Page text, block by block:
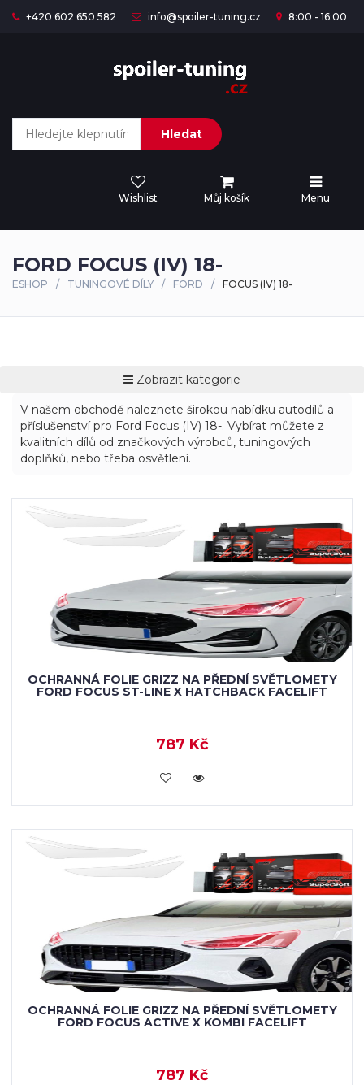
+420 602 650 582 info@spoiler-tuning.cz 8:00 - 16:00
Hledat
Wishlist Můj košík Menu
FORD FOCUS (IV) 18-
ESHOP TUNINGOVÉ DÍLY FORD FOCUS (IV) 18-
Zobrazit kategorie
V našem obchodě naleznete širokou nabídku autodílů a
příslušenství pro Ford Focus (IV) 18-. Vybírat můžete z
kvalitních dílů od značkových výrobců, tuningových
doplňků, nebo třeba osvětlení.
OCHRANNÁ FOLIE GRIZZ NA PŘEDNÍ SVĚTLOMETY
FORD FOCUS ST-LINE X HATCHBACK FACELIFT
787 Kč
VLOŽIT DO KOŠÍKU
OCHRANNÁ FOLIE GRIZZ NA PŘEDNÍ SVĚTLOMETY
FORD FOCUS ACTIVE X KOMBI FACELIFT
787 Kč